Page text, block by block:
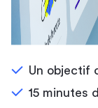
Un objectif
15 minutes